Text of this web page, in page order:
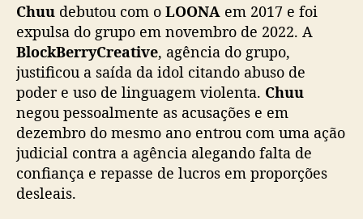
a
d
e
b
u
s
o
l
o
Chuu debutou com o LOONA em 2017 e foi
expulsa do grupo em novembro de 2022. A
BlockBerryCreative, agência do grupo,
justificou a saída da idol citando abuso de
poder e uso de linguagem violenta. Chuu
negou pessoalmente as acusações e em
dezembro do mesmo ano entrou com uma ação
judicial contra a agência alegando falta de
confiança e repasse de lucros em proporções
desleais.